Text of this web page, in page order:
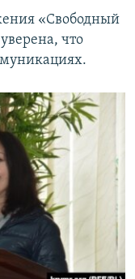
«Свободный
что